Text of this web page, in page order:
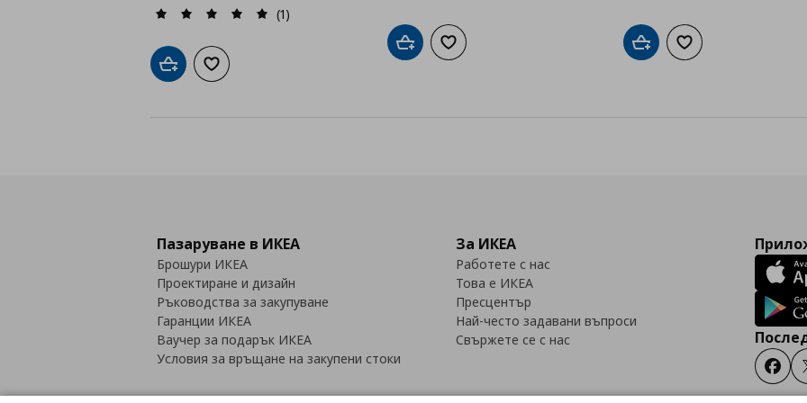
(1)
Добави в кошницата
Добави към списъка с любими
Добави в кошницата
Добави към списъка с любими Добави в кошницата
Добави към
Пазаруване в ИКЕА
Брошури ИКЕА
Проектиране и дизайн
Ръководства за закупуване
Гаранции ИКЕА
Ваучер за подарък ИКЕА
Условия за връщане на закупени стоки
За ИКЕА
Работете с нас
Това е ИКЕА
Пресцентър
Най-често задавани въпроси
Свържете се с нас